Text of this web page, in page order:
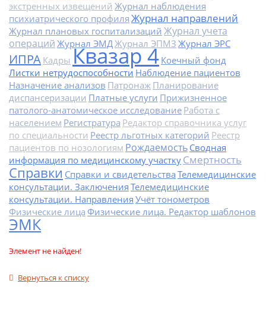
экстренных извещений Журнал наблюдения
психиатрического профиля Журнал направлений
Журнал плановых госпитализаций Журнал учета
операций Журнал ЭМДЖурнал ЭПМЗ Журнал ЭРС
ИПРА Кадры Квазар 4 Коечный фонд
Листки нетрудоспособности Наблюдение пациентов
Назначение анализов Патронаж Планирование
диспансеризации Платные услуги Прижизненное
патолого-анатомическое исследование Работа с
населением Регистратура Редактор справочника услуг
по специальности Реестр льготных категорий Реестр
пациентов по нозологиям Рождаемость Сводная
информация по медицинскому участку Смертность
Справки Справки и свидетельства Телемедицинские
консультации. Заключения Телемедицинские
консультации. Направления Учёт тонометров
Физические лица Физические лица. Редактор шаблонов
ЭМК
Элемент не найден!
Вернуться к списку